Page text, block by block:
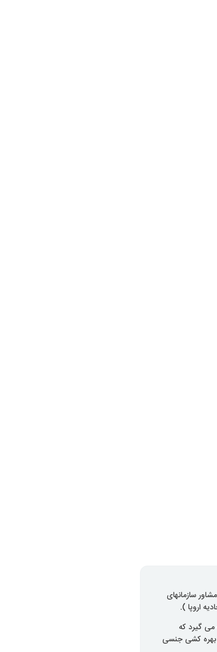
سازمانهای
اروپا ).
صورت می گیرد که
بهره کشی جنسی